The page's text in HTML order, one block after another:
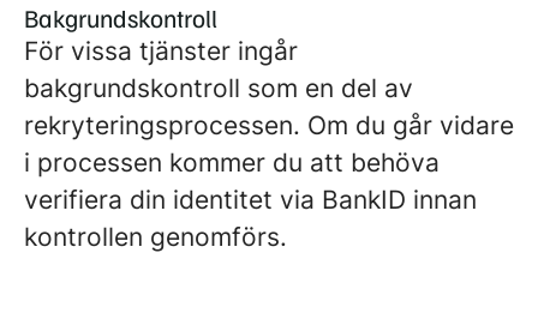
Bakgrundskontroll
För vissa tjänster ingår
bakgrundskontroll som en del av
rekryteringsprocessen. Om du går vidare
i processen kommer du att behöva
verifiera din identitet via BankID innan
kontrollen genomförs.